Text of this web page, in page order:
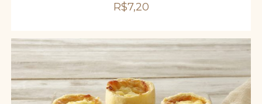
R$7,20